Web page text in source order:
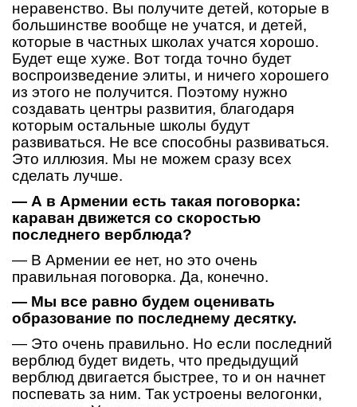
неравенство. Вы получите детей, которые в
большинстве вообще не учатся, и детей,
которые в частных школах учатся хорошо.
Будет еще хуже. Вот тогда точно будет
воспроизведение элиты, и ничего хорошего
из этого не получится. Поэтому нужно
создавать центры развития, благодаря
которым остальные школы будут
развиваться. Не все способны развиваться.
Это иллюзия. Мы не можем сразу всех
сделать лучше.
— А в Армении есть такая поговорка:
караван движется со скоростью
последнего верблюда?
— В Армении ее нет, но это очень
правильная поговорка. Да, конечно.
— Мы все равно будем оценивать
образование по последнему десятку.
— Это очень правильно. Но если последний
верблюд будет видеть, что предыдущий
верблюд двигается быстрее, то и он начнет
поспевать за ним. Так устроены велогонки,